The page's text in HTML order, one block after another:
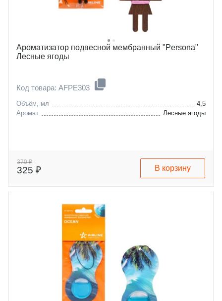
Ароматизатор подвесной мембранный "Persona"
Лесные ягоды
Код товара: AFPE303
Объём, мл
4,5
Аромат
Лесные ягоды
370 ₽
325 ₽ В корзину